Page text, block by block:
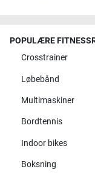
POPULÆRE
Crosstrainer
Løbebånd
Multimaskiner
Bordtennis
Indoor bikes
Boksning